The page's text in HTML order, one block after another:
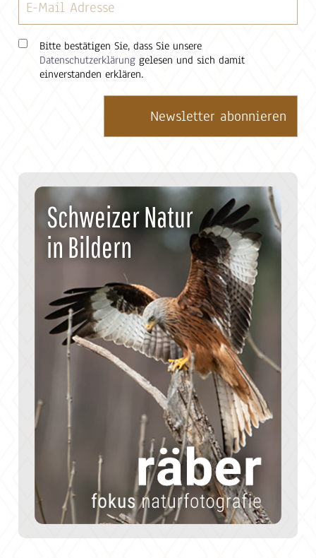
Bitte bestätigen Sie, dass Sie unsere
Datenschutzerklärung gelesen und sich damit
einverstanden erklären.
Schweizer Natur
in Bildern